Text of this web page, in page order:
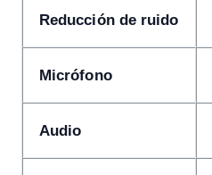
Reducción de ruido
Micrófono
Audio